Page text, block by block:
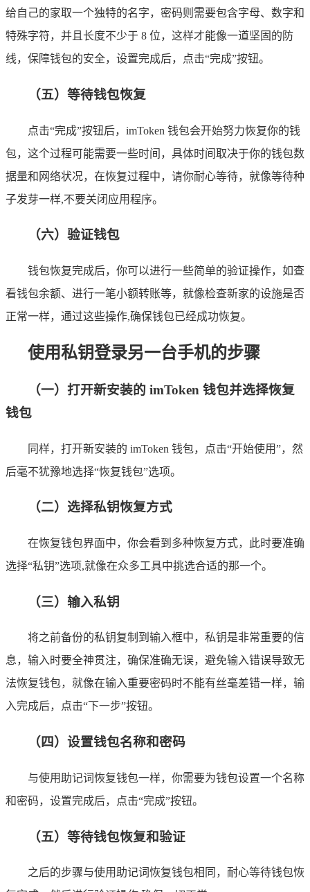
给自己的家取一个独特的名字，密码则需要包含字母、数字和
特殊字符，并且长度不少于 8 位，这样才能像一道坚固的防
线，保障钱包的安全，设置完成后，点击“完成”按钮。
（五）等待钱包恢复
点击“完成”按钮后，imToken 钱包会开始努力恢复你的钱
包，这个过程可能需要一些时间，具体时间取决于你的钱包数
据量和网络状况，在恢复过程中，请你耐心等待，就像等待种
子发芽一样,不要关闭应用程序。
（六）验证钱包
钱包恢复完成后，你可以进行一些简单的验证操作，如查
看钱包余额、进行一笔小额转账等，就像检查新家的设施是否
正常一样，通过这些操作,确保钱包已经成功恢复。
使用私钥登录另一台手机的步骤
（一）打开新安装的 imToken 钱包并选择恢复
钱包
同样，打开新安装的 imToken 钱包，点击“开始使用”，然
后毫不犹豫地选择“恢复钱包”选项。
（二）选择私钥恢复方式
在恢复钱包界面中，你会看到多种恢复方式，此时要准确
选择“私钥”选项,就像在众多工具中挑选合适的那一个。
（三）输入私钥
将之前备份的私钥复制到输入框中，私钥是非常重要的信
息，输入时要全神贯注，确保准确无误，避免输入错误导致无
法恢复钱包，就像在输入重要密码时不能有丝毫差错一样，输
入完成后，点击“下一步”按钮。
（四）设置钱包名称和密码
与使用助记词恢复钱包一样，你需要为钱包设置一个名称
和密码，设置完成后，点击“完成”按钮。
（五）等待钱包恢复和验证
之后的步骤与使用助记词恢复钱包相同，耐心等待钱包恢